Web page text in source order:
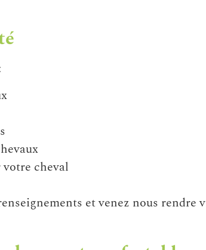
votre cheval
et venez nous rendre